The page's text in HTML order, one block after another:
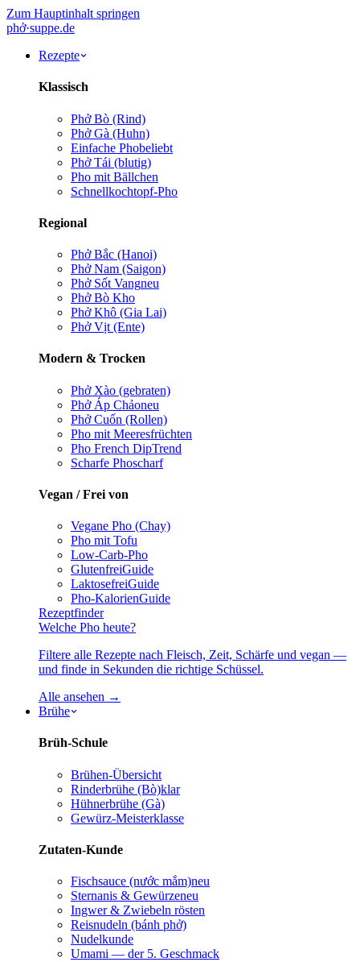
Zum Hauptinhalt springen
phở·suppe.de
Rezepte
Klassisch
Phở Bò (Rind)
Phở Gà (Huhn)
Einfache Phobeliebt
Phở Tái (blutig)
Pho mit Bällchen
Schnellkochtopf-Pho
Regional
Phở Bắc (Hanoi)
Phở Nam (Saigon)
Phở Sốt Vangneu
Phở Bò Kho
Phở Khô (Gia Lai)
Phở Vịt (Ente)
Modern & Trocken
Phở Xào (gebraten)
Phở Áp Chảoneu
Phở Cuốn (Rollen)
Pho mit Meeresfrüchten
Pho French DipTrend
Scharfe Phoscharf
Vegan / Frei von
Vegane Pho (Chay)
Pho mit Tofu
Low-Carb-Pho
GlutenfreiGuide
LaktosefreiGuide
Pho-KalorienGuide
Rezeptfinder
Welche Pho heute?
Filtere alle Rezepte nach Fleisch, Zeit, Schärfe und vegan —
und finde in Sekunden die richtige Schüssel.
Alle ansehen →
Brühe
Brüh-Schule
Brühen-Übersicht
Rinderbrühe (Bò)klar
Hühnerbrühe (Gà)
Gewürz-Meisterklasse
Zutaten-Kunde
Fischsauce (nước mắm)neu
Sternanis & Gewürzeneu
Ingwer & Zwiebeln rösten
Reisnudeln (bánh phở)
Nudelkunde
Umami — der 5. Geschmack